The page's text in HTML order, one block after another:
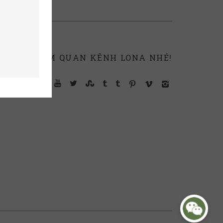
THAM QUAN KÊNH LONA NHÉ!